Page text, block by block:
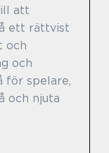
att
ett rättvist
och
och
för spelare,
och njuta